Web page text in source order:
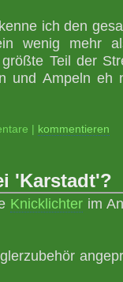
ich den
wenig mehr
Teil der
und Ampeln eh
| kommentieren
'Karstadt'?
Knicklichter im